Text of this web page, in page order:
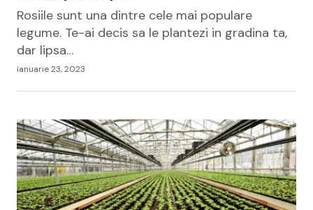
Rosiile sunt una dintre cele mai populare
legume. Te-ai decis sa le plantezi in gradina ta,
dar lipsa…
ianuarie 23, 2023